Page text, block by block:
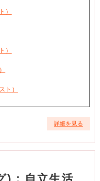
）
）
ト）
詳細を見る